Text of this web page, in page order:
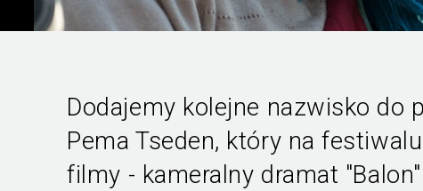
Dodajemy kolejne nazwisko do
Pema Tseden, który na
filmy - kameralny dramat